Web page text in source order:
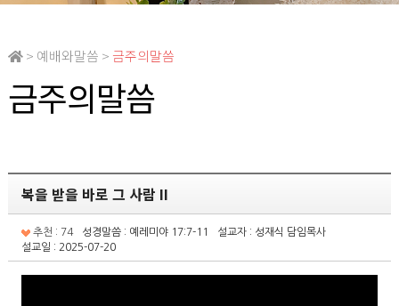
> 예배와말씀 > 금주의말씀
금주의말씀
복을 받을 바로 그 사람 II
추천 : 74 성경말씀 : 예레미야 17:7-11
설교자 : 성재식 담임목사
설교일 : 2025-07-20